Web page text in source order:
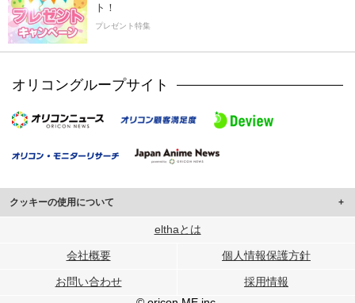
ト！
プレゼント特集
オリコングループサイト
クッキーの使用について
このサイトでは Cookie を使用して、ユーザーに合わせたコンテンツや広告の
行っています。
メディアや広告配信、データ解析の各パートナーに提供しています。
elthaとは
会社概要 個人情報保護方針
お問い合わせ
採用情報